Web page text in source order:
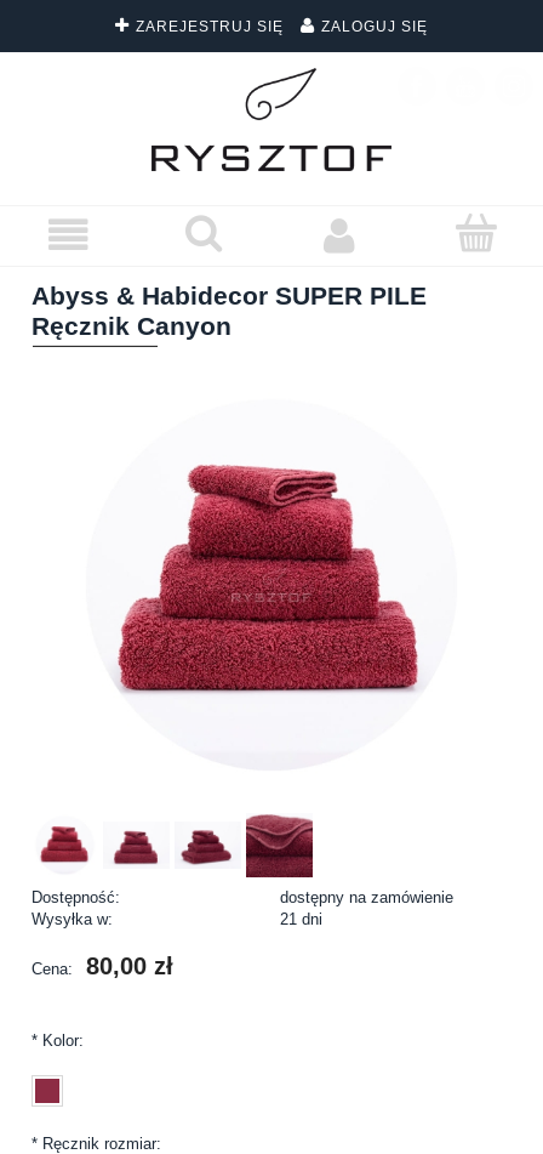
ZAREJESTRUJ SIĘ ZALOGUJ SIĘ
DARMOWA DOSTAWA WSZYSTKICH ZAMÓWIEŃ
Abyss & Habidecor SUPER PILE
Ręcznik Canyon
Dostępność:
dostępny na zamówienie
Wysyłka w:
21 dni
Cena: 80,00 zł
* Kolor:
* Ręcznik rozmiar: